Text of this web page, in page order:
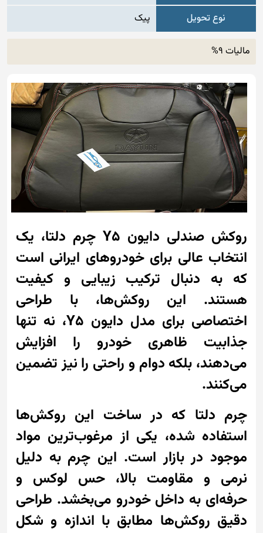
نوع تحویل
پیک
مالیات 9%
روکش صندلی دایون Y5 چرم دلتا، یک
انتخاب عالی برای خودروهای ایرانی است
که به دنبال ترکیب زیبایی و کیفیت
هستند. این روکش‌ها، با طراحی
اختصاصی برای مدل دایون Y5، نه تنها
جذابیت ظاهری خودرو را افزایش
می‌دهند، بلکه دوام و راحتی را نیز تضمین
می‌کنند.
چرم دلتا که در ساخت این روکش‌ها
استفاده شده، یکی از مرغوب‌ترین مواد
موجود در بازار است. این چرم به دلیل
نرمی و مقاومت بالا، حس لوکس و
حرفه‌ای به داخل خودرو می‌بخشد. طراحی
دقیق روکش‌ها مطابق با اندازه و شکل